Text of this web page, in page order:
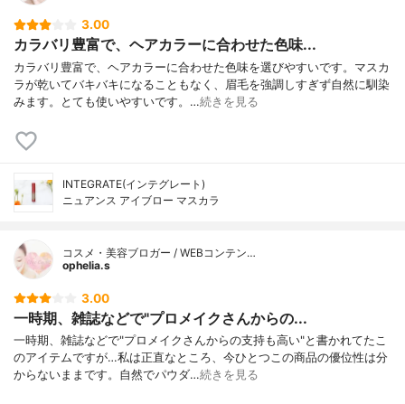
3.00
カラバリ豊富で、ヘアカラーに合わせた色味...
カラバリ豊富で、ヘアカラーに合わせた色味を選びやすいです。マスカ
ラが乾いてバキバキになることもなく、眉毛を強調しすぎず自然に馴染
みます。とても使いやすいです。…続きを見る
INTEGRATE(インテグレート)
ニュアンス アイブロー マスカラ
コスメ・美容ブロガー / WEBコンテン…
ophelia.s
3.00
一時期、雑誌などで"プロメイクさんからの...
一時期、雑誌などで"プロメイクさんからの支持も高い"と書かれてたこ
のアイテムですが…私は正直なところ、今ひとつこの商品の優位性は分
からないままです。自然でパウダ…続きを見る